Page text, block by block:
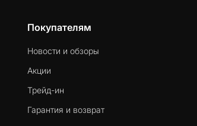
Покупателям
Новости и обзоры
Акции
Трейд-ин
Гарантия и возврат